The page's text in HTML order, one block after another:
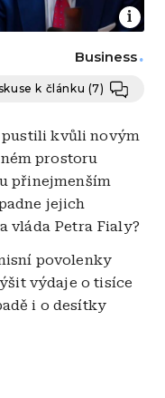
Business
k článku (7)
pustili kvůli novým
prostoru
přinejmenším
jejich
vláda Petra Fialy?
povolenky
výdaje o tisíce
i o desítky